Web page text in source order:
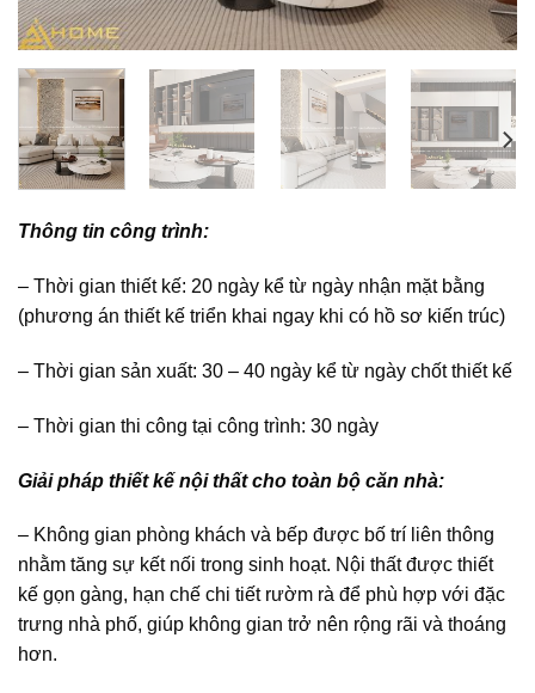
Thông tin công trình:
– Thời gian thiết kế: 20 ngày kể từ ngày nhận mặt bằng
(phương án thiết kế triển khai ngay khi có hồ sơ kiến trúc)
– Thời gian sản xuất: 30 – 40 ngày kể từ ngày chốt thiết kế
– Thời gian thi công tại công trình: 30 ngày
Giải pháp thiết kế nội thất cho toàn bộ căn nhà:
– Không gian phòng khách và bếp được bố trí liên thông
nhằm tăng sự kết nối trong sinh hoạt. Nội thất được thiết
kế gọn gàng, hạn chế chi tiết rườm rà để phù hợp với đặc
trưng nhà phố, giúp không gian trở nên rộng rãi và thoáng
hơn.